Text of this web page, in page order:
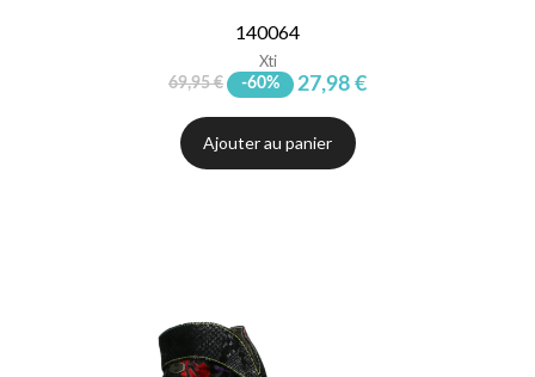
140064
Xti
69,95 € -60% 27,98 €
Ajouter au panier